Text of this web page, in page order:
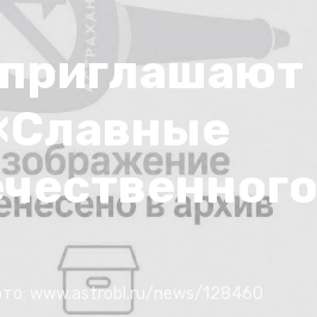
www.astrobl.ru/news/128460